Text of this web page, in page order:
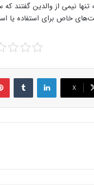
نیمی از والدین گفتند که
خاص برای استفاده یا
X
LinkedIn